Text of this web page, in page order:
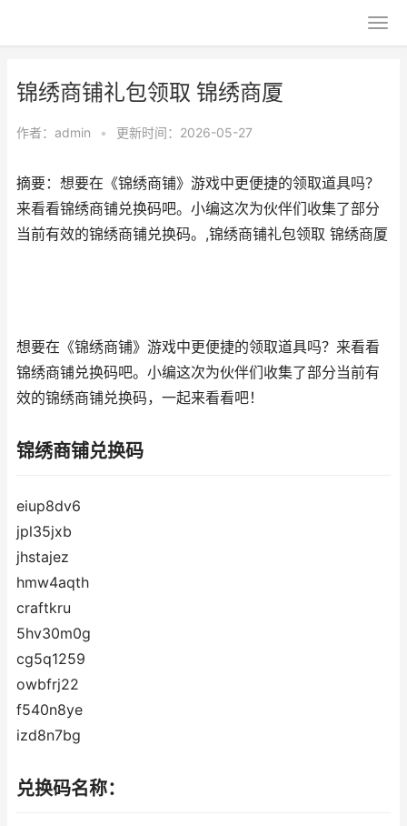
锦绣商铺礼包领取 锦绣商厦
作者： admin • 更新时间：2026-05-27
摘要：想要在《锦绣商铺》游戏中更便捷的领取道具吗？
来看看锦绣商铺兑换码吧。小编这次为伙伴们收集了部分
当前有效的锦绣商铺兑换码。,锦绣商铺礼包领取 锦绣商厦
想要在《锦绣商铺》游戏中更便捷的领取道具吗？来看看
锦绣商铺兑换码吧。小编这次为伙伴们收集了部分当前有
效的锦绣商铺兑换码，一起来看看吧！
锦绣商铺兑换码
eiup8dv6
jpl35jxb
jhstajez
hmw4aqth
craftkru
5hv30m0g
cg5q1259
owbfrj22
f540n8ye
izd8n7bg
兑换码名称：